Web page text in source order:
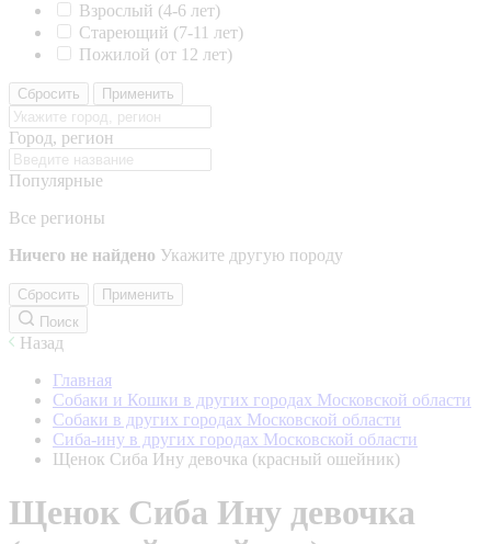
Взрослый (4-6 лет)
Стареющий (7-11 лет)
Пожилой (от 12 лет)
Сбросить Применить
Город, регион
Популярные
Все регионы
Ничего не найдено Укажите другую породу
Сбросить
Применить
Поиск
Назад
Главная
Собаки и Кошки в других городах Московской области
Собаки в других городах Московской области
Сиба-ину в других городах Московской области
Щенок Сиба Ину девочка (красный ошейник)
Щенок Сиба Ину девочка